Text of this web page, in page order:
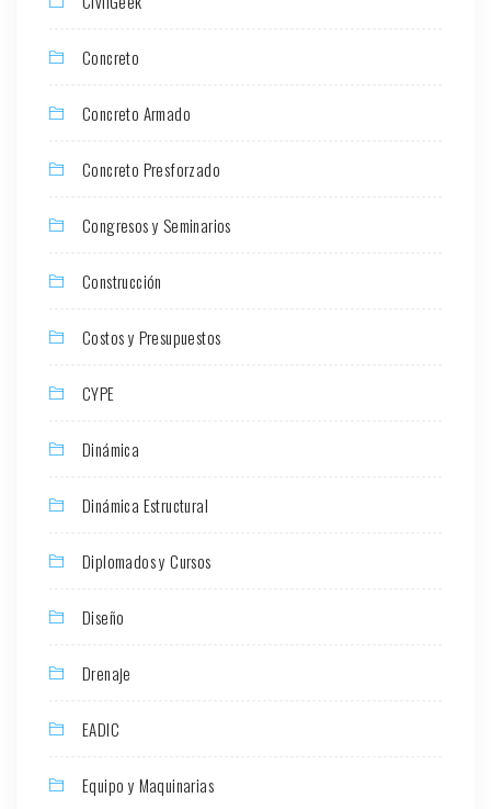
Concreto
Concreto Armado
Concreto Presforzado
Congresos y Seminarios
Construcción
Costos y Presupuestos
CYPE
Dinámica
Dinámica Estructural
Diplomados y Cursos
Diseño
Drenaje
EADIC
Equipo y Maquinarias